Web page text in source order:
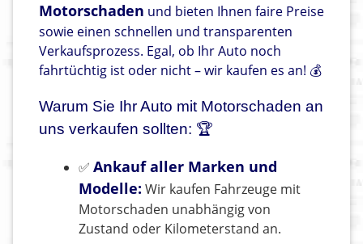
Motorschaden und bieten Ihnen faire Preise
sowie einen schnellen und transparenten
Verkaufsprozess. Egal, ob Ihr Auto noch
fahrtüchtig ist oder nicht – wir kaufen es an! 💰
Warum Sie Ihr Auto mit Motorschaden an
uns verkaufen sollten: 🏆
✅ Ankauf aller Marken und
Modelle: Wir kaufen Fahrzeuge mit
Motorschaden unabhängig von
Zustand oder Kilometerstand an.